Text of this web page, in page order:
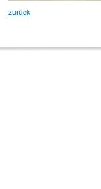
zurück